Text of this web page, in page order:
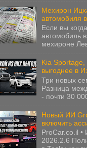
Мехирон
автомобиля
Если вы
автомобиль
мехироне
Kia
выгоднее в
Три новых
Разница
- почти 30
Новый ИИ
включить
ProCar.co.il •
2026.2.6